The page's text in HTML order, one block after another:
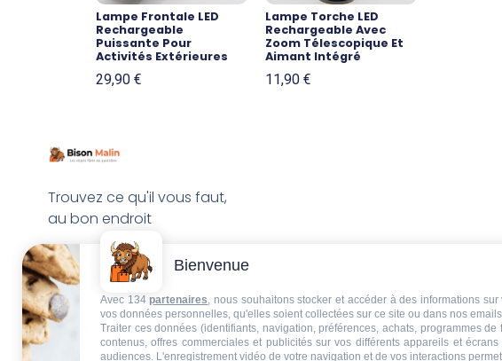
Lampe Frontale LED
Rechargeable
Puissante Pour
Activités Extérieures
29,90 €
Lampe Torche LED
Rechargeable Avec
Zoom Télescopique Et
Aimant Intégré
11,90 €
Trouvez ce qu'il vous faut,
au bon endroit
Bienvenue
Avec 134 partenaires, nous souhaitons stocker et accéder à des informations
vos données personnelles, qu'elles soient collectées sur ce site ou dans nos
Traiter ces données (identifiants, navigation, préférences, achats, programmes
contenus, offres commerciales et publicités sur vos différents appareils et
audiences. L'enregistrement vidéo de votre navigation et de vos interactions